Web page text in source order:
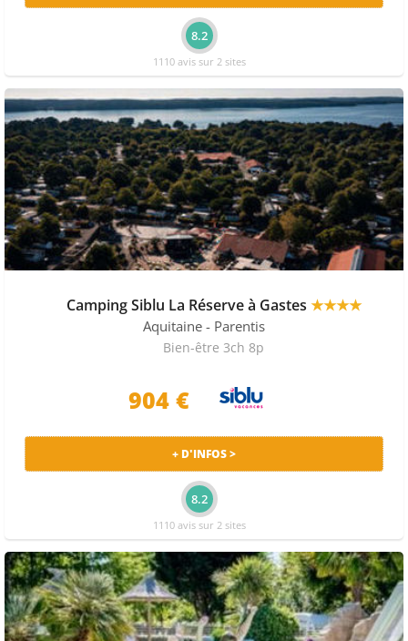
8.2
1110 avis sur 2 sites
Camping Siblu La Réserve à Gastes ★★★★
Aquitaine - Parentis
Bien-être 3ch 8p
904 €
+ D'INFOS >
8.2
1110 avis sur 2 sites